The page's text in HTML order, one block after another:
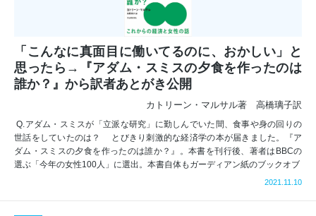
「こんなに真面目に働いてるのに、おかしい」と
思ったら→『アダム・スミスの夕食を作ったのは
誰か？』から訳者あとがき公開
カトリーン・マルサル著 高橋璃子訳
Q.アダム・スミスが「立派な研究」に勤しんでいた間、食事や身の回りの
世話をしていたのは？ とびきり刺激的な経済学の本が届きました。『ア
ダム・スミスの夕食を作ったのは誰か？』。本書を刊行後、著者はBBCの
選ぶ「今年の女性1​0​0人」に選出。本書自体もガーディアン紙のブックオブ
2021.11.10